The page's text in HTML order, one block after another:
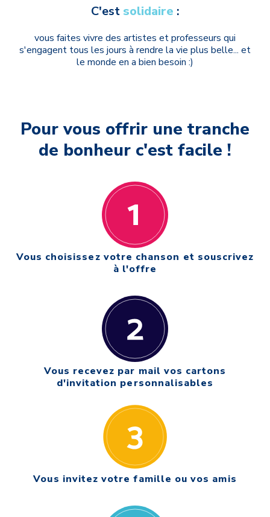
C'est solidaire :
vous faites vivre des artistes et professeurs qui
s'engagent tous les jours à rendre la vie plus belle... et
le monde en a bien besoin :)
Pour vous offrir une tranche
de bonheur c'est facile !
Vous choisissez votre chanson et souscrivez
à l'offre
Vous recevez par mail vos cartons
d'invitation personnalisables
Vous invitez votre famille ou vos amis